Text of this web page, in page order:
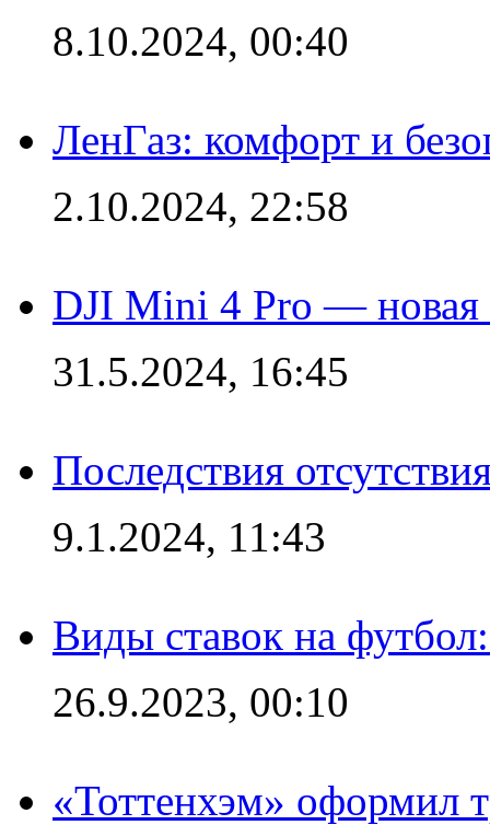
8.10.2024, 00:40
ЛенГаз: комфорт и
2.10.2024, 22:58
DJI Mini 4 Pro — новая
31.5.2024, 16:45
Последствия
9.1.2024, 11:43
Виды ставок на
26.9.2023, 00:10
«Тоттенхэм» оформил